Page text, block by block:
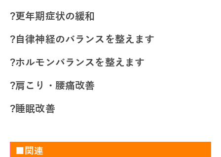
?更年期症状の緩和
?自律神経のバランスを整えます
?ホルモンバランスを整えます
?肩こり・腰痛改善
?睡眠改善
■関連